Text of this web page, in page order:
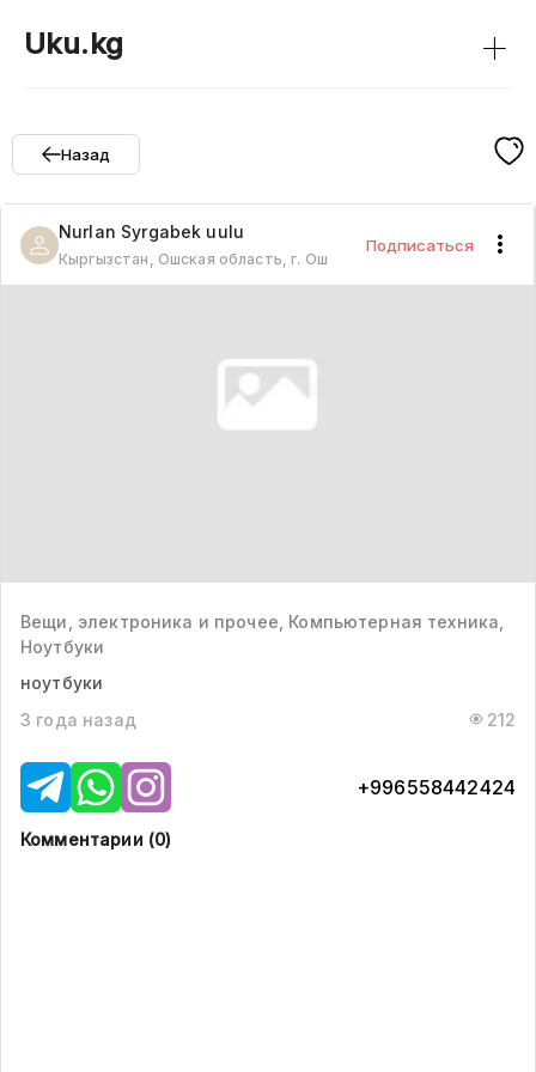
Uku.kg +
Назад
Nurlan Syrgabek uulu
Кыргызстан, Ошская область, г. Ош
Подписаться
Вещи, электроника и прочее, Компьютерная техника,
Ноутбуки
ноутбуки
3 года назад
212
+996558442424
Комментарии (0)